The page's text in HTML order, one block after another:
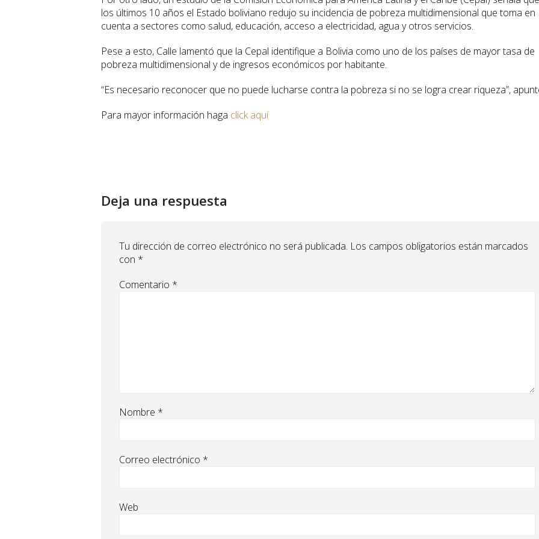
los últimos 10 años el Estado boliviano redujo su incidencia de pobreza multidimensional que toma en
cuenta a sectores como salud, educación, acceso a electricidad, agua y otros servicios.
Pese a esto, Calle lamentó que la Cepal identifique a Bolivia como uno de los países de mayor tasa de
pobreza multidimensional y de ingresos económicos por habitante.
“Es necesario reconocer que no puede lucharse contra la pobreza si no se logra crear riqueza”,
Para mayor información haga click aquí
Deja una respuesta
Tu dirección de correo electrónico no será publicada. Los campos obligatorios están marcados
con *
Comentario *
Nombre *
Correo electrónico *
Web